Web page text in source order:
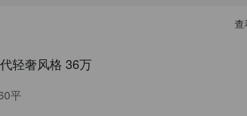
轻奢风格 36万
平